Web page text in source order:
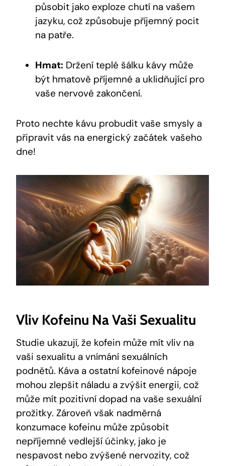
působit jako exploze chutí na vašem
jazyku, což způsobuje příjemný pocit
na patře.
Hmat: Držení teplé šálku kávy může
být hmatově příjemné a uklidňující pro
vaše nervové zakončení.
Proto nechte kávu probudit vaše smysly a
připravit vás na energický začátek vašeho
dne!
Vliv Kofeinu Na Vaši Sexualitu
Studie ukazují, že kofein může mít vliv na
vaši sexualitu a vnímání sexuálních
podnětů. Káva a ostatní kofeinové nápoje
mohou zlepšit náladu a zvýšit energii, což
může mít pozitivní dopad na vaše sexuální
prožitky. Zároveň však nadměrná
konzumace kofeinu může způsobit
nepříjemné vedlejší účinky, jako je
nespavost nebo zvýšené nervozity, což